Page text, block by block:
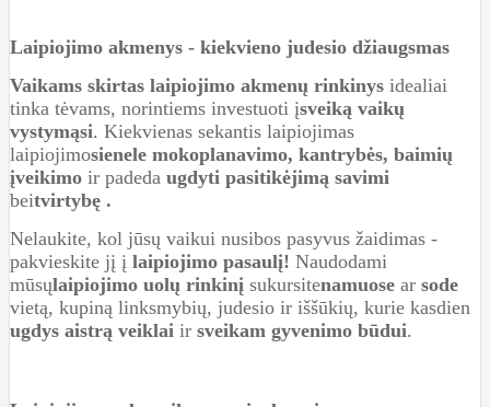
Laipiojimo akmenys - kiekvieno judesio džiaugsmas
Vaikams skirtas laipiojimo akmenų rinkinys idealiai
tinka tėvams, norintiems investuoti įsveiką vaikų
vystymąsi. Kiekvienas sekantis laipiojimas
laipiojimosienele mokoplanavimo, kantrybės, baimių
įveikimo ir padeda ugdyti pasitikėjimą savimi
beitvirtybę .
Nelaukite, kol jūsų vaikui nusibos pasyvus žaidimas -
pakvieskite jį į laipiojimo pasaulį! Naudodami
mūsųlaipiojimo uolų rinkinį sukursitenamuose ar sode
vietą, kupiną linksmybių, judesio ir iššūkių, kurie kasdien
ugdys aistrą veiklai ir sveikam gyvenimo būdui.